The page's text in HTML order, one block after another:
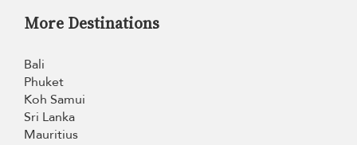
More Destinations
Bali
Phuket
Koh Samui
Sri Lanka
Mauritius